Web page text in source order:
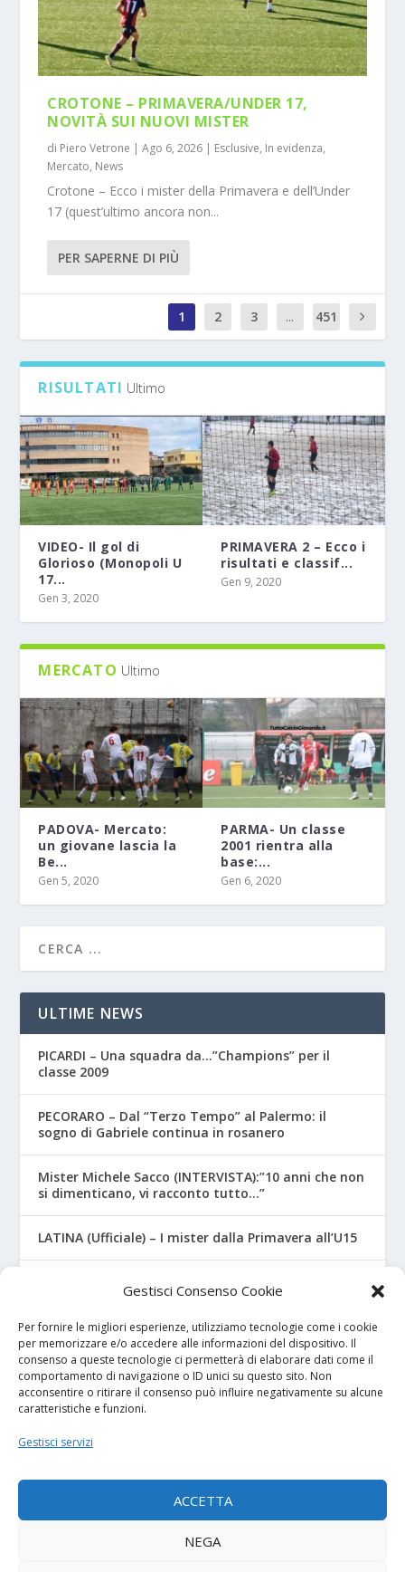
Gestisci Consenso Cookie
Per fornire le migliori esperienze, utilizziamo tecnologie come i cookie
per memorizzare e/o accedere alle informazioni del dispositivo. Il
consenso a queste tecnologie ci permetterà di elaborare dati come il
comportamento di navigazione o ID unici su questo sito. Non
acconsentire o ritirare il consenso può influire negativamente su alcune
caratteristiche e funzioni.
Gestisci servizi
ACCETTA
NEGA
CROTONE – PRIMAVERA/UNDER 17,
NOVITÀ SUI NUOVI MISTER
di Piero Vetrone |Ago 6, 2026 | Esclusive, In evidenza,
Mercato, News
Crotone – Ecco i mister della Primavera e dell’Under
17 (quest’ultimo ancora non...
PER SAPERNE DI PIÙ
1 2 3 ...
451
0
RISULTATI Ultimo
VIDEO- Il gol di
Glorioso (Monopoli U
17...
Gen 3, 2020
PRIMAVERA 2 – Ecco i
risultati e classif...
Gen 9, 2020
MERCATO Ultimo
PADOVA- Mercato:
un giovane lascia la
Be...
Gen 5, 2020
PARMA- Un classe
2001 rientra alla
base:...
Gen 6, 2020
ULTIME NEWS
PICARDI – Una squadra da…”Champions” per il
classe 2009
PECORARO – Dal “Terzo Tempo” al Palermo: il
sogno di Gabriele continua in rosanero
Mister Michele Sacco (INTERVISTA):”10 anni che non
si dimenticano, vi racconto tutto…”
LATINA (Ufficiale) – I mister dalla Primavera all’U15
CROTONE – Primavera/Under 17, novità sui nuovi
I NOSTRI SPONSOR
Calcio Panchina
Diretta.it